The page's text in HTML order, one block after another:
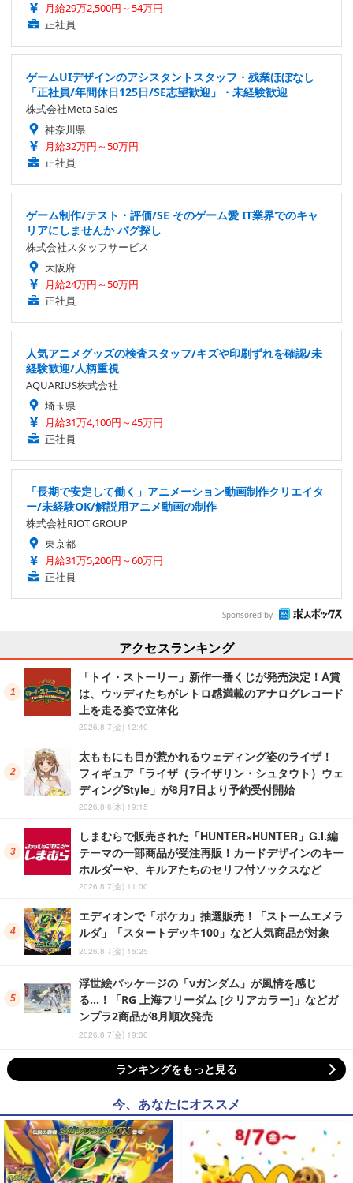
月給29万2,500円～54万円
正社員
ゲームUIデザインのアシスタントスタッフ・残業ほぼなし
「正社員/年間休日125日/SE志望歓迎」・未経験歓迎
株式会社Meta Sales
神奈川県
月給32万円～50万円
正社員
ゲーム制作/テスト・評価/SE そのゲーム愛 IT業界でのキャ
リアにしませんか バグ探し
株式会社スタッフサービス
大阪府
月給24万円～50万円
正社員
人気アニメグッズの検査スタッフ/キズや印刷ずれを確認/未
経験歓迎/人柄重視
AQUARIUS株式会社
埼玉県
月給31万4,100円～45万円
正社員
「長期で安定して働く」アニメーション動画制作クリエイタ
ー/未経験OK/解説用アニメ動画の制作
株式会社RIOT GROUP
東京都
月給31万5,200円～60万円
正社員
Sponsored by
アクセスランキング
「トイ・ストーリー」新作一番くじが発売決定！A賞
は、ウッディたちがレトロ感満載のアナログレコード
上を走る姿で立体化
2026.8.7(金) 12:40
太ももにも目が惹かれるウェディング姿のライザ！
フィギュア「ライザ（ライザリン・シュタウト）ウェ
ディングStyle」が8月7日より予約受付開始
2026.8.6(木) 19:15
しまむらで販売された「HUNTER×HUNTER」G.I.編
テーマの一部商品が受注再販！カードデザインのキー
ホルダーや、キルアたちのセリフ付ソックスなど
2026.8.7(金) 11:00
エディオンで「ポケカ」抽選販売！「ストームエメラ
ルダ」「スタートデッキ100」など人気商品が対象
2026.8.7(金) 16:25
浮世絵パッケージの「νガンダム」が風情を感じ
る…！「RG 上海フリーダム [クリアカラー]」などガ
ンプラ2商品が8月順次発売
2026.8.7(金) 19:30
ランキングをもっと見る
今、あなたにオススメ